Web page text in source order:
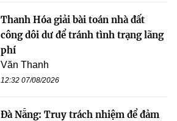
Thanh Hóa giải bài toán nhà đất
công dôi dư để tránh tình trạng lãng
phí
Văn Thanh
12:32 07/08/2026
Đà Nẵng: Truy trách nhiệm để đảm